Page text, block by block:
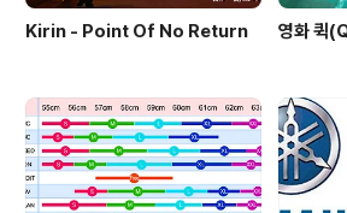
Kirin - Point Of No Return 영화 퀵